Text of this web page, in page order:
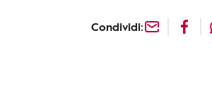
Condividi: